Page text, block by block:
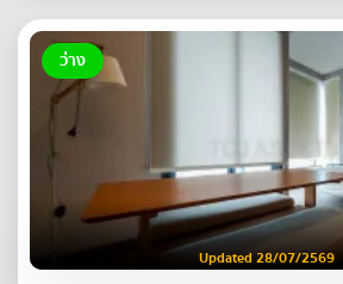
ว่าง
Updated 28/07/2569